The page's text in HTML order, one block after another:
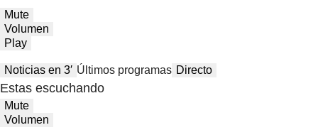
Mute
Volumen
Play
Noticias en 3′ Últimos programas Directo
Estas escuchando
Mute
Volumen